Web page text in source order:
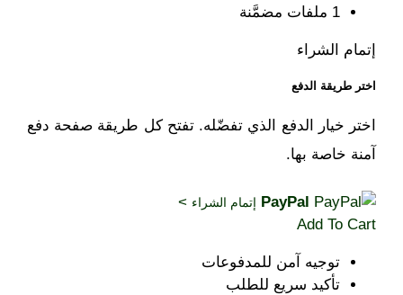
1 ملفات مضمَّنة
إتمام الشراء
اختر طريقة الدفع
اختر خيار الدفع الذي تفضّله. تفتح كل طريقة صفحة دفع
آمنة خاصة بها.
PayPal إتمام الشراء >
Add To Cart
توجيه آمن للمدفوعات
تأكيد سريع للطلب